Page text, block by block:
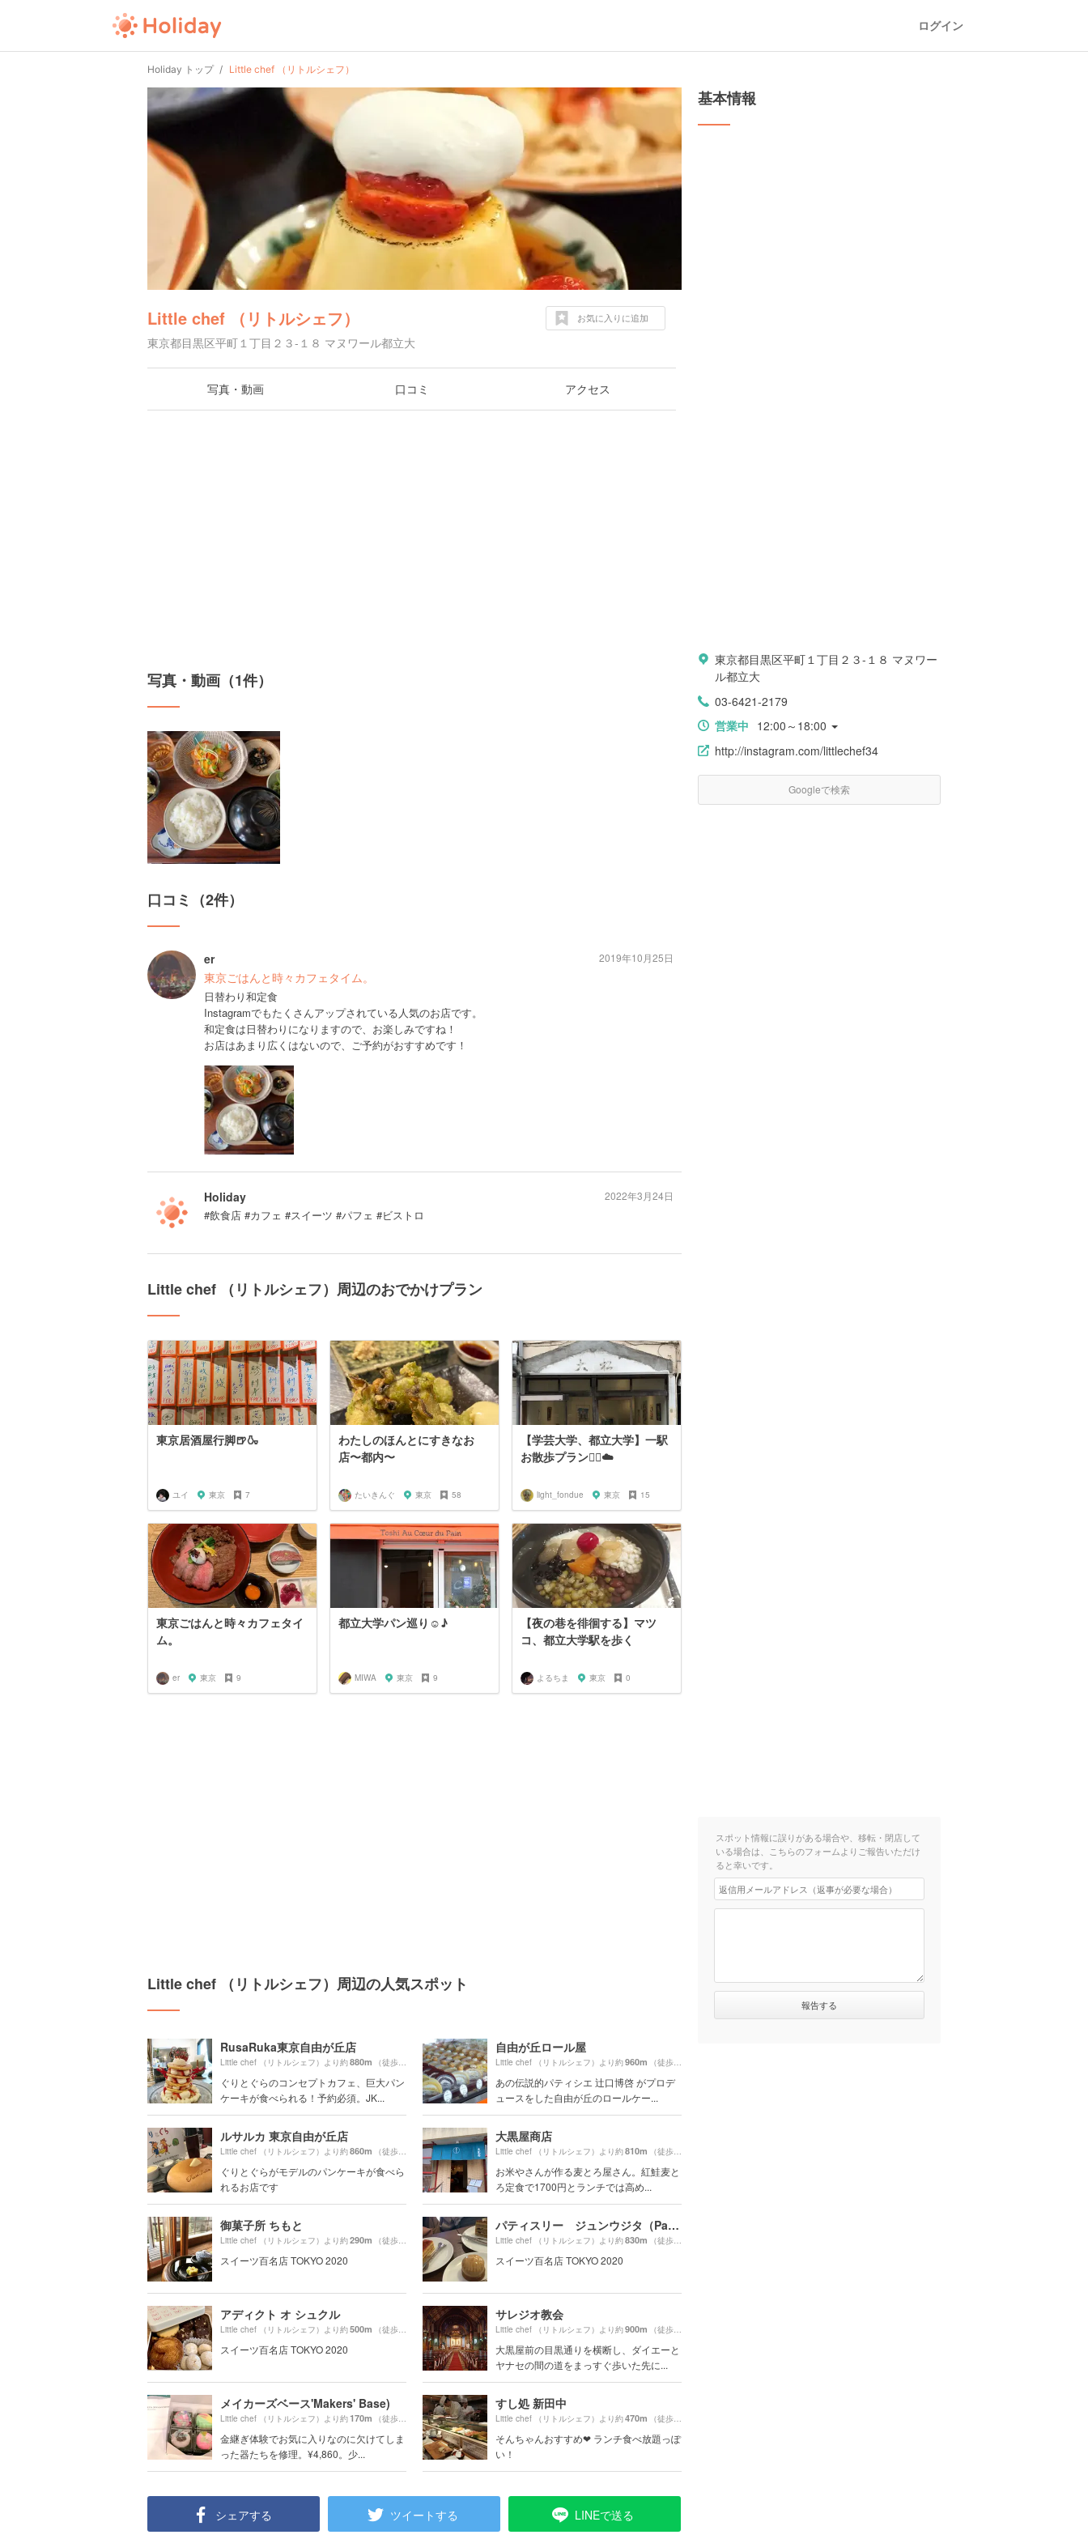
ログイン
Holiday トップ Little chef （リトルシェフ）
Little chef （リトルシェフ）
東京都目黒区平町１丁目２３-１８ マヌワール都立大
お気に入りに追加
写真・動画 口コミ アクセス
写真・動画（1件）
口コミ（2件）
er
東京ごはんと時々カフェタイム。
日替わり和定食
Instagramでもたくさんアップされている人気のお店です。
和定食は日替わりになりますので、お楽しみですね！
お店はあまり広くはないので、ご予約がおすすめです！
2019年10月25日
Holiday
#飲食店 #カフェ #スイーツ #パフェ #ビストロ
2022年3月24日
Little chef （リトルシェフ）周辺のおでかけプラン
東京居酒屋行脚🍺🍶
ユイ 東京 7
わたしのほんとにすきなお
店〜都内〜
たいきんぐ 東京 58
【学芸大学、都立大学】一駅
お散歩プラン🚶‍♂️☁️
light_fondue 東京 15
東京ごはんと時々カフェタイ
ム。
er 東京 9
都立大学パン巡り☺︎♪
MIWA 東京 9
【夜の巷を徘徊する】マツ
コ、都立大学駅を歩く
よるちま 東京 0
Little chef （リトルシェフ）周辺の人気スポット
RusaRuka東京自由が丘店
Little chef （リトルシェフ）より約880m （徒歩15分）
ぐりとぐらのコンセプトカフェ、巨大パン
ケーキが食べられる！予約必須。JK...
自由が丘ロール屋
Little chef （リトルシェフ）より約960m （徒歩17分）
あの伝説的パティシエ 辻口博啓 がプロデ
ュースをした自由が丘のロールケー...
ルサルカ 東京自由が丘店
Little chef （リトルシェフ）より約860m （徒歩15分）
ぐりとぐらがモデルのパンケーキが食べら
れるお店です
大黒屋商店
Little chef （リトルシェフ）より約810m （徒歩14分）
お米やさんが作る麦とろ屋さん。紅鮭麦と
ろ定食で1700円とランチでは高め...
御菓子所 ちもと
Little chef （リトルシェフ）より約290m （徒歩5分）
スイーツ百名店 TOKYO 2020
パティスリー ジュンウジタ（Patisserie JUN UJITA）
Little chef （リトルシェフ）より約830m （徒歩14分）
スイーツ百名店 TOKYO 2020
アディクト オ シュクル
Little chef （リトルシェフ）より約500m （徒歩9分）
スイーツ百名店 TOKYO 2020
サレジオ教会
Little chef （リトルシェフ）より約900m （徒歩15分）
大黒屋前の目黒通りを横断し、ダイエーと
ヤナセの間の道をまっすぐ歩いた先に...
メイカーズベース'Makers' Base)
Little chef （リトルシェフ）より約170m （徒歩3分）
金継ぎ体験でお気に入りなのに欠けてしま
った器たちを修理。¥4,860。少...
すし処 新田中
Little chef （リトルシェフ）より約470m （徒歩8分）
そんちゃんおすすめ❤︎ ランチ食べ放題っぽ
い！
シェアする ツイートする LINEで送る
基本情報
東京都目黒区平町１丁目２３-１８ マヌワー
ル都立大
03-6421-2179
営業中 12:00～18:00
http://instagram.com/littlechef34
Googleで検索
スポット情報に誤りがある場合や、移転・閉店して
いる場合は、こちらのフォームよりご報告いただけ
ると幸いです。